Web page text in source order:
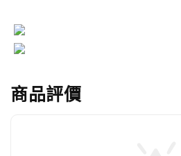
商品評價